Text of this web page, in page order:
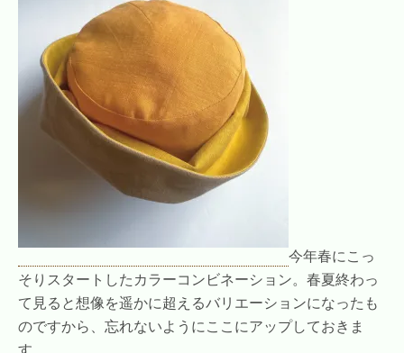
今年春にこっ
そりスタートしたカラーコンビネーション。春夏終わっ
て見ると想像を遥かに超えるバリエーションになったも
のですから、忘れないようにここにアップしておきま